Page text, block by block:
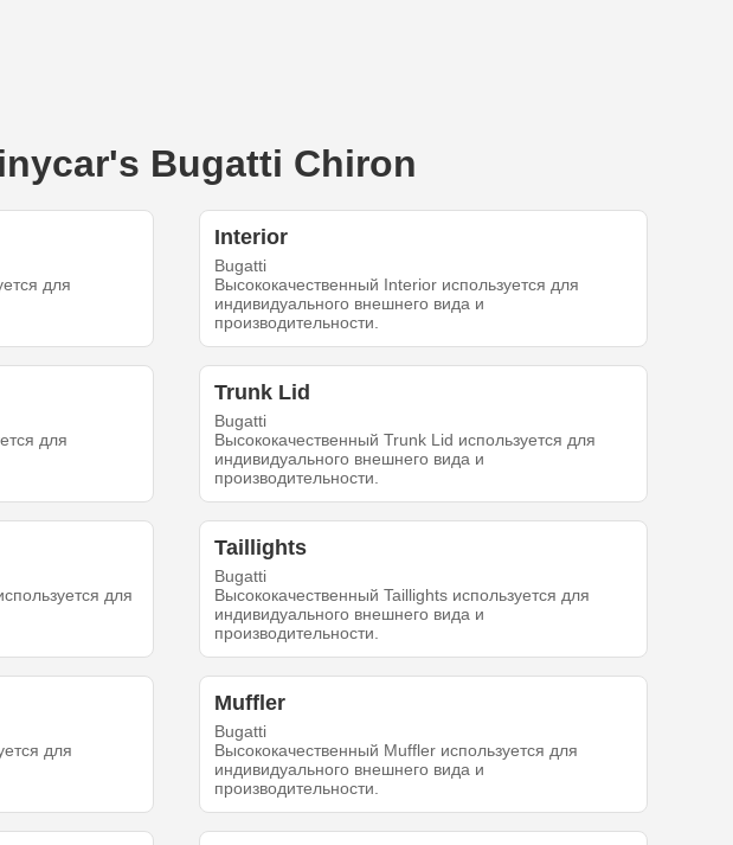
Bugatti Chiron
для
Interior
Bugatti
Высококачественный Interior используется для
индивидуального внешнего вида и
производительности.
для
Trunk Lid
Bugatti
Высококачественный Trunk Lid используется для
индивидуального внешнего вида и
производительности.
для
Taillights
Bugatti
Высококачественный Taillights используется для
индивидуального внешнего вида и
производительности.
для
Muffler
Bugatti
Высококачественный Muffler используется для
индивидуального внешнего вида и
производительности.